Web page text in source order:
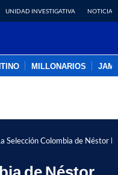
UNIDAD INVESTIGATIVA NOTICIAS
MILLONARIOS
Selección Colombia de Néstor